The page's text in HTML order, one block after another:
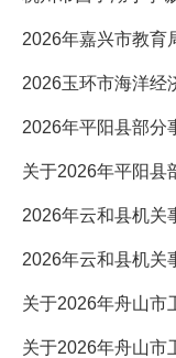
2026年平阳县部分